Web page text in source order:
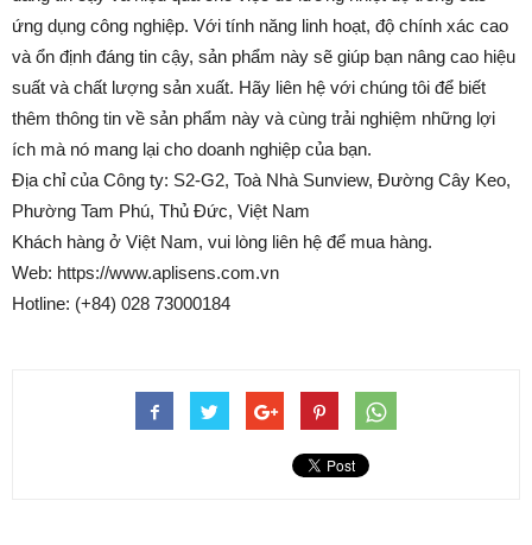
ứng dụng công nghiệp. Với tính năng linh hoạt, độ chính xác cao
và ổn định đáng tin cậy, sản phẩm này sẽ giúp bạn nâng cao hiệu
suất và chất lượng sản xuất. Hãy liên hệ với chúng tôi để biết
thêm thông tin về sản phẩm này và cùng trải nghiệm những lợi
ích mà nó mang lại cho doanh nghiệp của bạn.
Địa chỉ của Công ty: S2-G2, Toà Nhà Sunview, Đường Cây Keo,
Phường Tam Phú, Thủ Đức, Việt Nam
Khách hàng ở Việt Nam, vui lòng liên hệ để mua hàng.
Web: https://www.aplisens.com.vn
Hotline: (+84) 028 73000184